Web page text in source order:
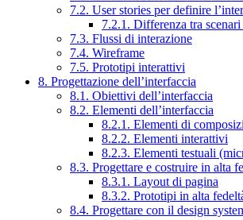
7.2. User stories per definire
7.2.1. Differenza tra scenari
7.3. Flussi di interazione
7.4. Wireframe
7.5. Prototipi interattivi
8. Progettazione dell’interfaccia
8.1. Obiettivi dell’interfaccia
8.2. Elementi dell’interfaccia
8.2.1. Elementi di
8.2.2. Elementi interattivi
8.2.3. Elementi testuali
8.3. Progettare e costruire in alta
8.3.1. Layout di pagina
8.3.2. Prototipi in alta
8.4. Progettare con il design